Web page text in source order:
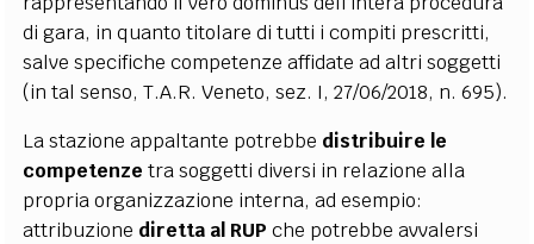
di gara, in quanto titolare di tutti i compiti prescritti,
salve specifiche competenze affidate ad altri soggetti
(in tal senso, T.A.R. Veneto, sez. I, 27/06/2018, n. 695).
La stazione appaltante potrebbe distribuire le
competenze tra soggetti diversi in relazione alla
propria organizzazione interna, ad esempio:
attribuzione diretta al RUP che potrebbe avvalersi